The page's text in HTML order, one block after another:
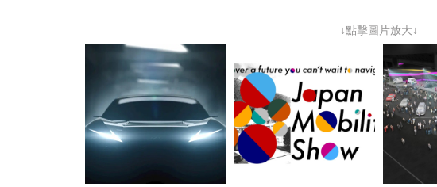
↓點擊圖片放大↓